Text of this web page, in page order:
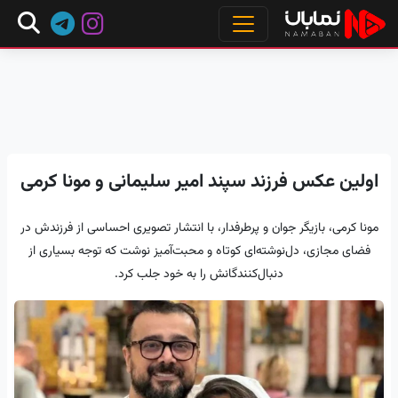
اولین عکس فرزند سپند امیر سلیمانی و مونا کرمی
مونا کرمی، بازیگر جوان و پرطرفدار، با انتشار تصویری احساسی از فرزندش در
فضای مجازی، دل‌نوشته‌ای کوتاه و محبت‌آمیز نوشت که توجه بسیاری از
دنبال‌کنندگانش را به خود جلب کرد.